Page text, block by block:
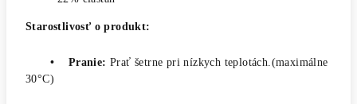
Starostlivosť o produkt:
• Pranie: Prať šetrne pri nízkych teplotách.(maximálne
30°C)